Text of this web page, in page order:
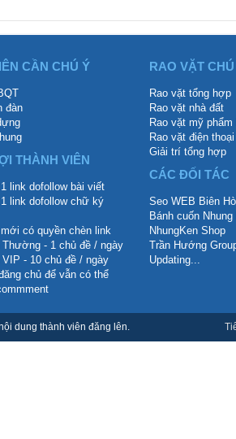
CẦN CHÚ Ý
đàn
THÀNH VIÊN
link dofollow bài viết
link dofollow chữ ký
có quyền chèn link
Thường - 1 chủ đề / ngày
VIP - 10 chủ đề / ngày
chủ để vẫn có thể
RAO VẶT
Rao vặt tổng hợp
Rao vặt nhà đất
Rao vặt mỹ phẩm
Rao vặt điện thoại
Giải trí tổng hợp
CÁC ĐỐI TÁC
Seo WEB Biên
Bánh cuốn Nhung
NhungKen Shop
Trần Hướng
Updating...
dung thành viên đăng lên.